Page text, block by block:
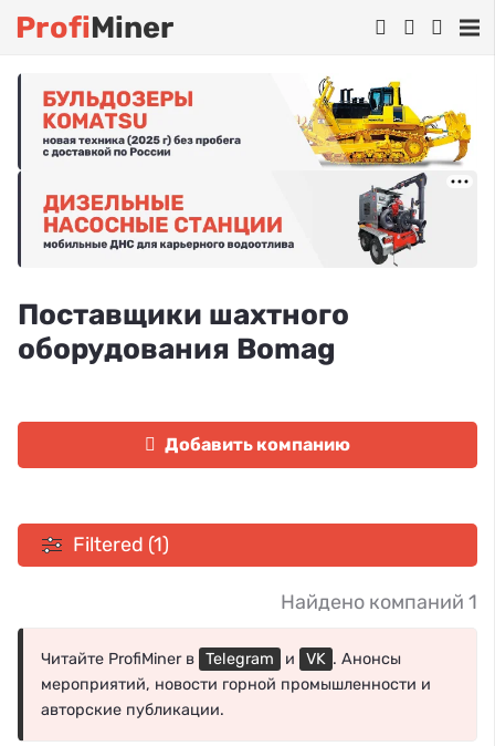
ProfiMiner
Поставщики шахтного
оборудования Bomag
Добавить компанию
Filtered (1)
Найдено компаний 1
Читайте ProfiMiner в Telegram и VK . Анонсы
мероприятий, новости горной промышленности и
авторские публикации.